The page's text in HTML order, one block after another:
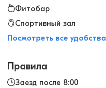
Фитобар
Спортивный зал
Посмотреть все
Правила
Заезд после 8:00